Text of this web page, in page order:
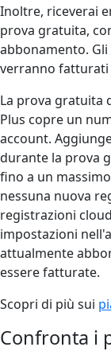
Inoltre, riceverai
prova gratuita,
abbonamento.
verranno fatturati
La prova gratuita
Plus copre un
account.
durante la prova
fino a un
nessuna nuova
registrazioni
impostazioni
attualmente
essere fatturate.
Scopri di più sui
Confronta i